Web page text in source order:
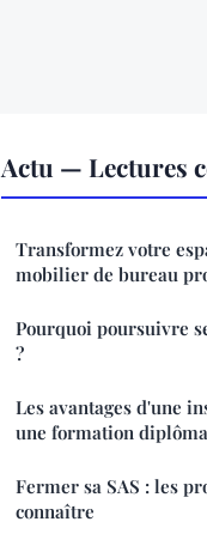
Actu — Lectures
Transformez votre
mobilier de bureau
Pourquoi poursuivre
?
Les avantages d'une
une formation
Fermer sa SAS : les
connaître